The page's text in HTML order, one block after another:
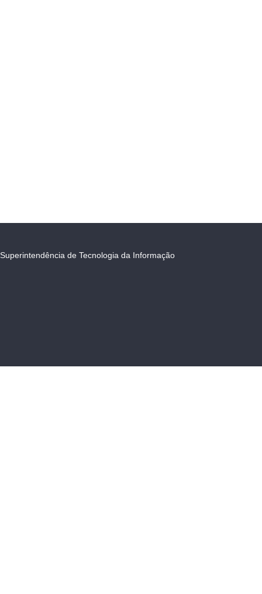
Superintendência de Tecnologia da Informação